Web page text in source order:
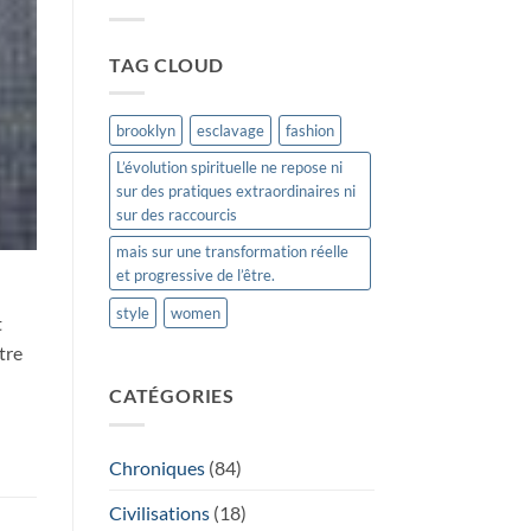
TAG CLOUD
brooklyn esclavage
fashion
L’évolution spirituelle ne repose ni
sur des pratiques extraordinaires ni
sur des raccourcis
mais sur une transformation réelle
et progressive de l’être.
style
women
CATÉGORIES
Chroniques (84)
Civilisations (18)